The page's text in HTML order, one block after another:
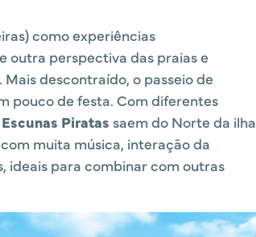
como experiências
outra perspectiva das praias e
descontraído, o passeio de
pouco de festa. Com diferentes
Escunas Piratas saem do Norte da ilha
muita música, interação da
ideais para combinar com outras